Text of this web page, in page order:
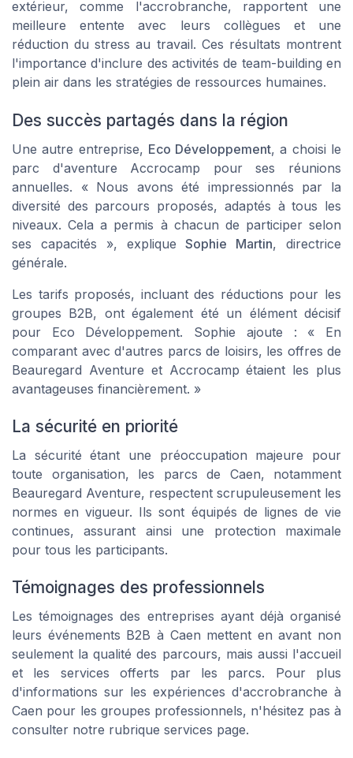
extérieur, comme l'accrobranche, rapportent une
meilleure entente avec leurs collègues et une
réduction du stress au travail. Ces résultats montrent
l'importance d'inclure des activités de team-building en
plein air dans les stratégies de ressources humaines.
Des succès partagés dans la région
Une autre entreprise, Eco Développement, a choisi le
parc d'aventure Accrocamp pour ses réunions
annuelles. « Nous avons été impressionnés par la
diversité des parcours proposés, adaptés à tous les
niveaux. Cela a permis à chacun de participer selon
ses capacités », expliqueSophie Martin, directrice
générale.
Les tarifs proposés, incluant des réductions pour les
groupes B2B, ont également été un élément décisif
pour Eco Développement. Sophie ajoute : « En
comparant avec d'autres parcs de loisirs, les offres de
Beauregard Aventure et Accrocamp étaient les plus
avantageuses financièrement. »
La sécurité en priorité
La sécurité étant une préoccupation majeure pour
toute organisation, les parcs de Caen, notamment
Beauregard Aventure, respectent scrupuleusement les
normes en vigueur. Ils sont équipés de lignes de vie
continues, assurant ainsi une protection maximale
pour tous les participants.
Témoignages des professionnels
Les témoignages des entreprises ayant déjà organisé
leurs événements B2B à Caen mettent en avant non
seulement la qualité des parcours, mais aussi l'accueil
et les services offerts par les parcs. Pour plus
d'informations sur les expériences d'accrobranche à
Caen pour les groupes professionnels, n'hésitez pas à
consulter notre rubrique services page.